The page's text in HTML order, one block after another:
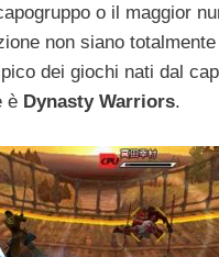
o il maggior
non siano
dei giochi nati dal
è Dynasty Warriors.